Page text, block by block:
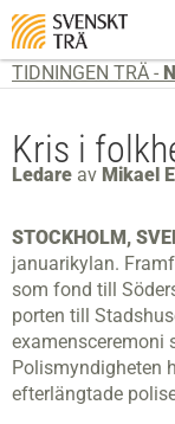
TIDNINGEN TRÄ -
Kris i
Ledare av Mikael
STOCKHOLM,
januarikylan.
som fond till
porten till
examensceremoni
Polismyndigheten
efterlängtade